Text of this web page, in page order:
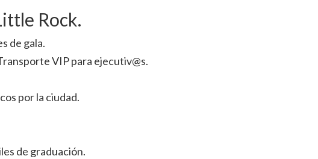
Rock.
de gala.
VIP para ejecutiv@s.
por la ciudad.
de graduación.